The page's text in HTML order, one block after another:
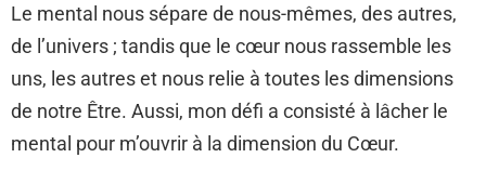
Le mental nous sépare de nous-mêmes, des autres,
de l’univers ; tandis que le cœur nous rassemble les
uns, les autres et nous relie à toutes les dimensions
de notre Être. Aussi, mon défi a consisté à lâcher le
mental pour m’ouvrir à la dimension du Cœur.